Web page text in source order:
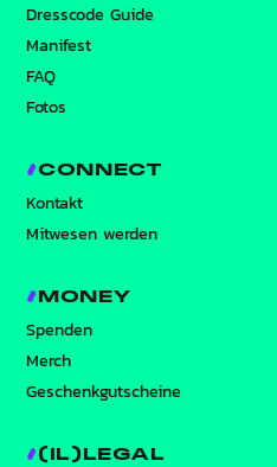
Dresscode Guide
Manifest
FAQ
Fotos
CONNECT
Kontakt
Mitwesen werden
MONEY
Spenden
Merch
Geschenkgutscheine
(IL)LEGAL